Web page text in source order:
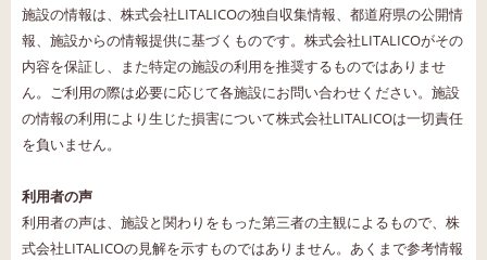
施設の情報は、株式会社LITALICOの独自収集情報、都道府県の公開情
報、施設からの情報提供に基づくものです。株式会社LITALICOがその
内容を保証し、また特定の施設の利用を推奨するものではありませ
ん。ご利用の際は必要に応じて各施設にお問い合わせください。施設
の情報の利用により生じた損害について株式会社LITALICOは一切責任
を負いません。
利用者の声
利用者の声は、施設と関わりをもった第三者の主観によるもので、株
式会社LITALICOの見解を示すものではありません。あくまで参考情報